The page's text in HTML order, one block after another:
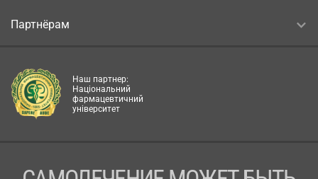
Партнёрам
Наш партнер:
Національний
фармацевтичний
університет